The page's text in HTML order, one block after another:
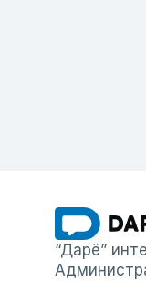
“Дарё”